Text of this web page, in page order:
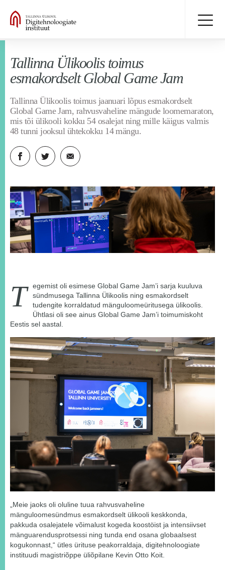
Tallinna Ülikoolis toimus
esmakordselt Global Game Jam
Tallinna Ülikoolis toimus jaanuari lõpus esmakordselt
Global Game Jam, rahvusvaheline mängude loomemaraton,
mis tõi ülikooli kokku 54 osalejat ning mille käigus valmis
48 tunni jooksul ühtekokku 14 mängu.
T
egemist oli esimese Global Game Jam’i sarja kuuluva
sündmusega Tallinna Ülikoolis ning esmakordselt
tudengite korraldatud mänguloomeüritusega ülikoolis.
Ühtlasi oli see ainus Global Game Jam’i toimumiskoht
Eestis sel aastal.
„Meie jaoks oli oluline tuua rahvusvaheline
mänguloomesündmus esmakordselt ülikooli keskkonda,
pakkuda osalejatele võimalust kogeda koostöist ja intensiivset
mänguarendusprotsessi ning tunda end osana globaalsest
kogukonnast,“ ütles ürituse peakorraldaja, digitehnoloogiate
instituudi magistriõppe üliõpilane Kevin Otto Koit.